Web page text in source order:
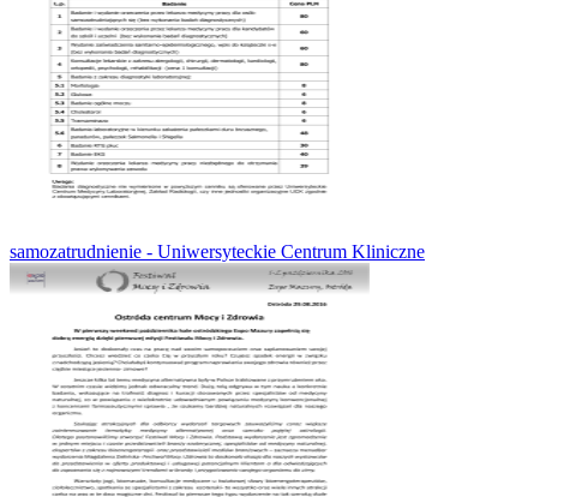
samozatrudnienie - Uniwersyteckie Centrum Kliniczne